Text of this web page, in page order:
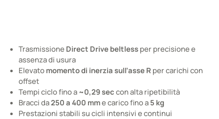
Cataloghi e Documentazione
TrasmissioneDirect Drive beltlessper precisione e
assenza di usura
Elevatomomento di inerzia sull’asse R per carichi con
offset
Tempi ciclo fino a~0,29 seccon alta ripetibilità
Bracci da250 a 400 mme carico fino a5 kg
Prestazioni stabili su cicli intensivi e continui